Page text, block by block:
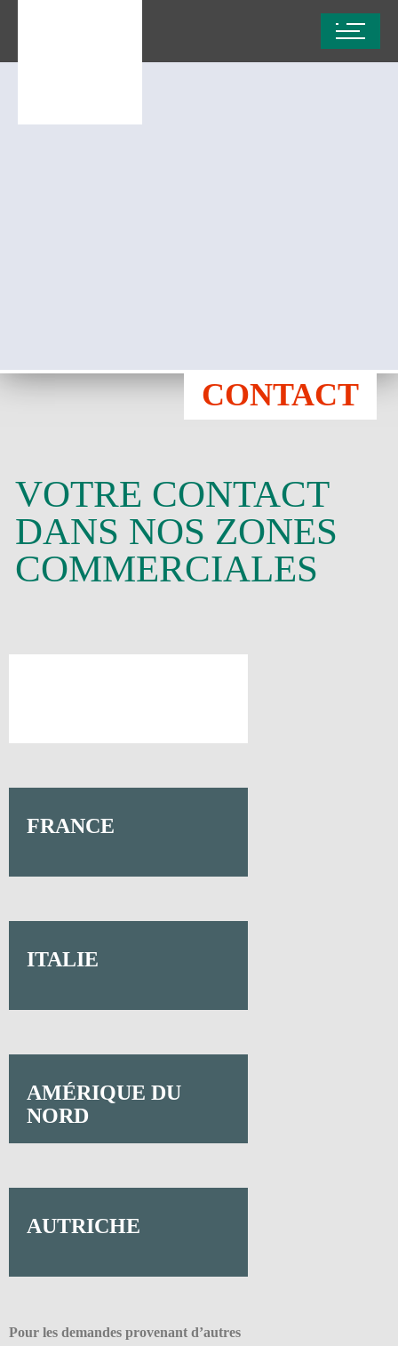
CONTACT
VOTRE CONTACT
DANS NOS ZONES
COMMERCIALES
FRANCE
ITALIE
AMÉRIQUE DU
NORD
AUTRICHE
Pour les demandes provenant d’autres